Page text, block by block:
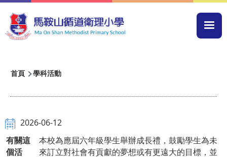
移至主內容
導
連
結
首頁 學科活動
2026-06-12
有關這
個活
本校為應屆六年級學生舉辦成長禮，鼓勵學生為未
來訂立對社會有貢獻的夢想或有更遠大的目標，並